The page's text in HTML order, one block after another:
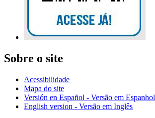
Sobre o site
Acessibilidade
Mapa do site
Versión en Español - Versão em Espanhol
English version - Versão em Inglês